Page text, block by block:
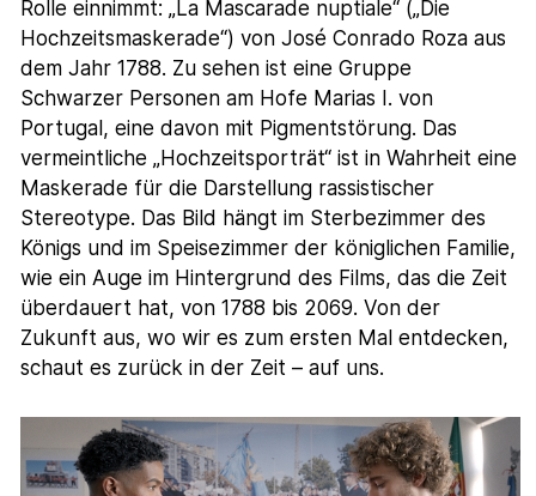
Rolle einnimmt: „La Mascarade nuptiale“ („Die
Hochzeitsmaskerade“) von José Conrado Roza aus
dem Jahr 1788. Zu sehen ist eine Gruppe
Schwarzer Personen am Hofe Marias I. von
Portugal, eine davon mit Pigmentstörung. Das
vermeintliche „Hochzeitsporträt“ ist in Wahrheit eine
Maskerade für die Darstellung rassistischer
Stereotype. Das Bild hängt im Sterbezimmer des
Königs und im Speisezimmer der königlichen Familie,
wie ein Auge im Hintergrund des Films, das die Zeit
überdauert hat, von 1788 bis 2069. Von der
Zukunft aus, wo wir es zum ersten Mal entdecken,
schaut es zurück in der Zeit – auf uns.